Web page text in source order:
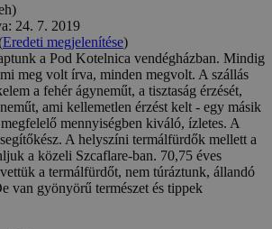
24. 7. 2019
Eredeti megjelenítése)
a Pod Kotelnica vendégházban. Mindig
meg volt írva, minden megvolt. A szállás
a fehér ágyneműt, a tisztaság érzését,
ami kellemetlen érzést kelt - egy másik
mennyiségben kiváló, ízletes. A
A helyszíni termálfürdők mellett a
a közeli Szcaflare-ban. 70,75 éves
a termálfürdőt, nem túráztunk, állandó
van gyönyörű természet és tippek